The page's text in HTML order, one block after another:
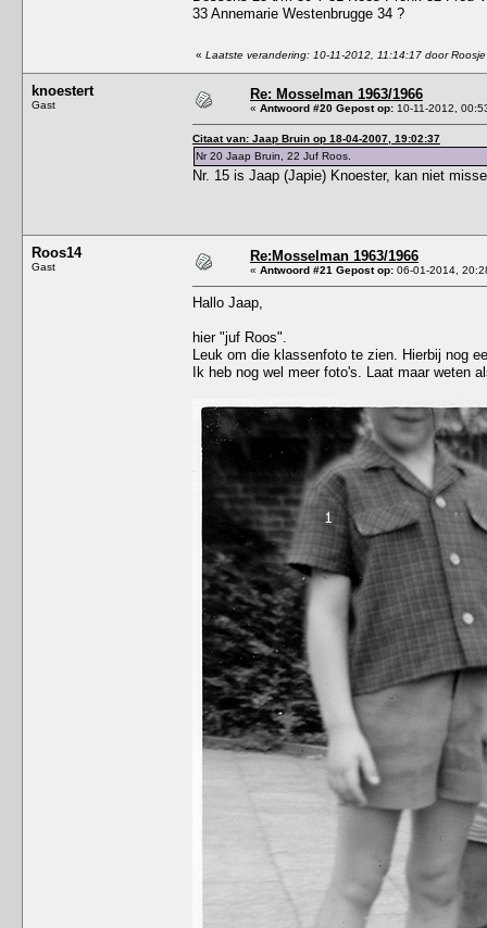
33 Annemarie Westenbrugge 34 ?
« Laatste verandering: 10-11-2012, 11:14:17 door Roosje
knoestert
Gast
Re: Mosselman 1963/1966
« Antwoord #20 Gepost op: 10-11-2012,
Citaat van: Jaap Bruin op 18-04-2007, 19:02:37
Nr 20 Jaap Bruin, 22 Juf Roos.
Nr. 15 is Jaap (Japie) Knoester, kan niet
Roos14
Gast
Re:Mosselman 1963/1966
« Antwoord #21 Gepost op: 06-01-2014,
Hallo Jaap,
hier "juf Roos".
Leuk om die klassenfoto te zien. Hierbij nog
Ik heb nog wel meer foto's. Laat maar weten